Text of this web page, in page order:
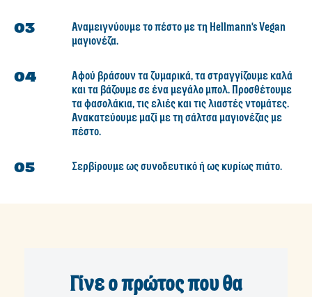
Αναμειγνύουμε το πέστο με τη Hellmann's Vegan
μαγιονέζα.
Αφού βράσουν τα ζυμαρικά, τα στραγγίζουμε καλά
και τα βάζουμε σε ένα μεγάλο μπολ. Προσθέτουμε
τα φασολάκια, τις ελιές και τις λιαστές ντομάτες.
Ανακατεύουμε μαζί με τη σάλτσα μαγιονέζας με
πέστο.
Σερβίρουμε ως συνοδευτικό ή ως κυρίως πιάτο.
Γίνε ο πρώτος που θα